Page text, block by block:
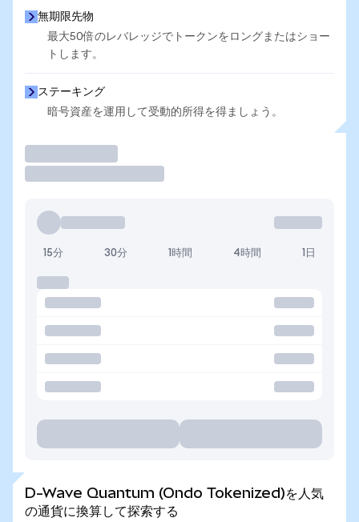
無期限先物
最大50倍のレバレッジでトークンをロングまたはショー
トします。
ステーキング
暗号資産を運用して受動的所得を得ましょう。
15分 30分 1時間 4時間 1日
D-Wave Quantum (Ondo Tokenized)を人気
の通貨に換算して探索する